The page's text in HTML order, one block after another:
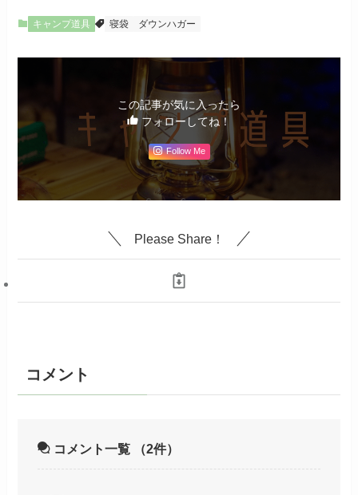
キャンプ道具 寝袋 ダウンハガー
この記事が気に入ったら
フォローしてね！
Follow Me
Please Share！
コメント
コメント一覧 （2件）